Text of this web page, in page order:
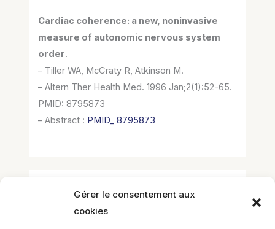
Gérer le consentement aux
cookies
Cardiac coherence: a new, noninvasive
measure of autonomic nervous system
order.
– Tiller WA, McCraty R, Atkinson M.
– Altern Ther Health Med. 1996 Jan;2(1):52-65.
PMID: 8795873
– Abstract : PMID_ 8795873
Laisser un commentaire
Vous devezvous connecter